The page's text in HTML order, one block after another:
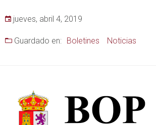
jueves, abril 4, 2019
Guardado en: Boletines Noticias